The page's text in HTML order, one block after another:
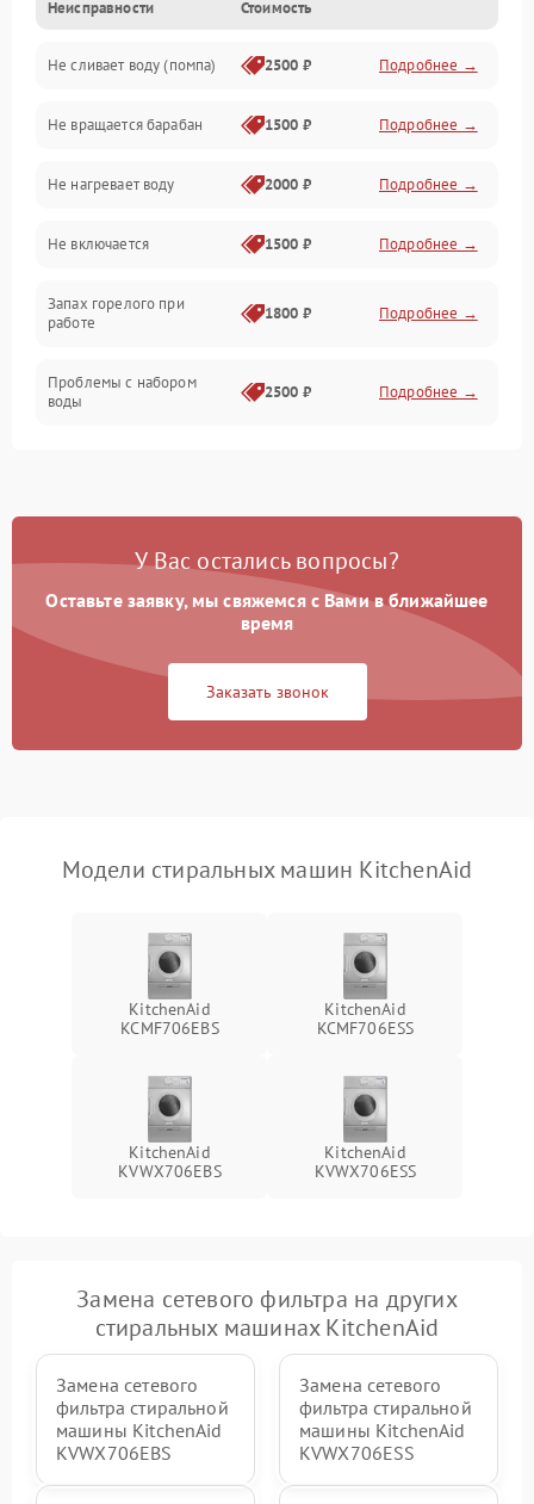
Электропитание
Водоснабжение
Слив
Программное обеспечение
Неисправности Стоимость
Не сливает воду (помпа) 2500 ₽ Подробнее →
Не вращается барабан 1500 ₽ Подробнее →
Не нагревает воду 2000 ₽ Подробнее →
Не включается 1500 ₽ Подробнее →
Запах горелого при
работе
1800 ₽ Подробнее →
Проблемы с набором
воды
2500 ₽ Подробнее →
Замена платы управления 2200 ₽ Подробнее →
У Вас остались вопросы?
Оставьте заявку, мы свяжемся с Вами в ближайшее
время
Заказать звонок
Модели стиральных машин KitchenAid
KitchenAid
KCMF706EBS
KitchenAid
KCMF706ESS
KitchenAid
KVWX706EBS
KitchenAid
KVWX706ESS
Замена сетевого фильтра на других
стиральных машинах KitchenAid
Замена сетевого
фильтра стиральной
машины KitchenAid
KVWX706EBS
Замена сетевого
фильтра стиральной
машины KitchenAid
KVWX706ESS